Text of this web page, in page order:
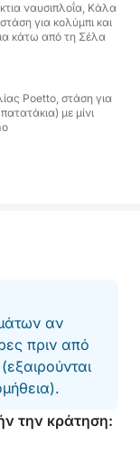
και
με
και κρύο
για ένα
ναυσιπλοΐα, Κάλα
για κολύμπι και
κάτω από τη Σέλα
Poetto, στάση για
με μίνι
αν
πριν από
την κράτηση: